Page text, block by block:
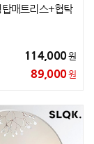
매트리스+협탁
114,000원
89,000원